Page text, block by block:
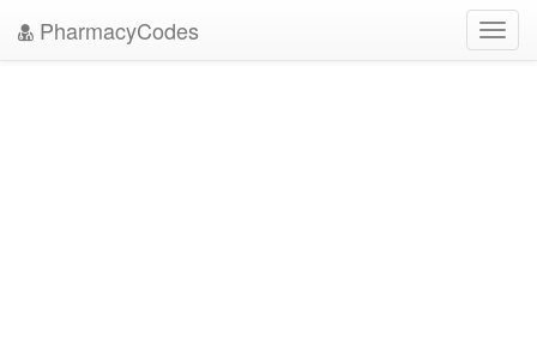
PharmacyCodes